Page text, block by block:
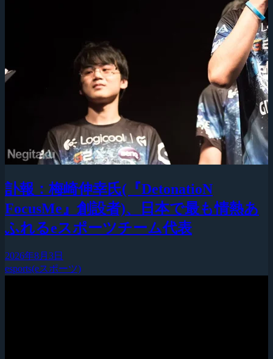
訃報：梅崎伸幸氏(『DetonatioN
FocusMe』創設者)、日本で最も情熱あ
ふれるeスポーツチーム代表
2026年8月3日
esports(eスポーツ)